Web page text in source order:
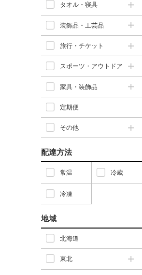
タオル・寝具
装飾品・工芸品
旅行・チケット
スポーツ・アウトドア
家具・装飾品
定期便
その他
配達方法
常温 冷蔵
冷凍
地域
北海道
東北